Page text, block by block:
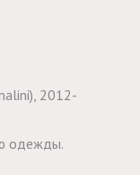
2012-
одежды.